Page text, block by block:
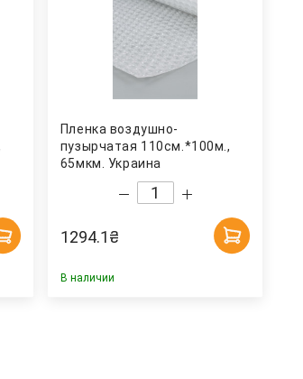
Пленка воздушно-
пузырчатая 110см.*100м.,
65мкм. Украина
1294.1₴
В наличии